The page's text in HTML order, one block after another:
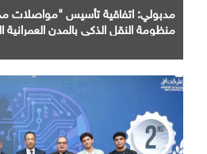
مدبولي: اتفاقية تأسيس "مواصلات
منظومة النقل الذكي بالمدن العمرانية